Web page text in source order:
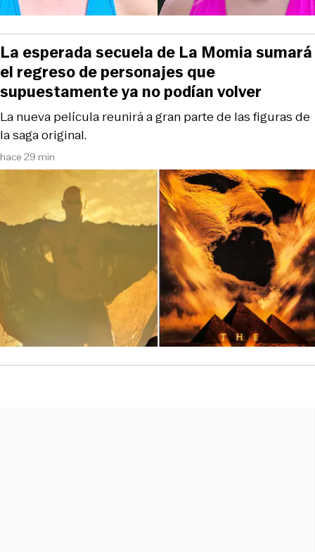
hace 29 min
La nueva película reunirá a gran parte de las figuras de
la saga original.
La esperada secuela de La Momia sumará
el regreso de personajes que
supuestamente ya no podían volver